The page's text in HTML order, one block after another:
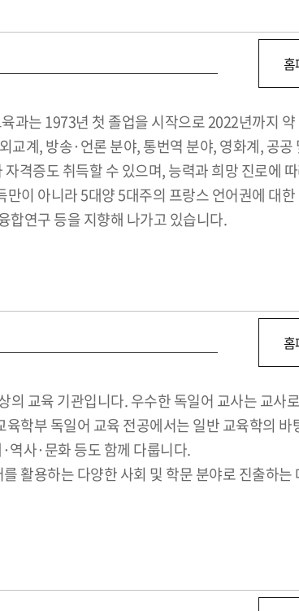
홈
과는 1973년 첫 졸업을 시작으로 2022년까지
계, 방송·언론 분야, 통번역 분야, 영화계, 공공
격증도 취득할 수 있으며, 능력과 희망 진로에
이 아니라 5대양 5대주의 프랑스 언어권에 대
합연구 등을 지향해 나가고 있습니다.
홈
교육 기관입니다. 우수한 독일어 교사는 교사
학부 독일어 교육 전공에서는 일반 교육학의 바
역사·문화 등도 함께 다룹니다.
활용하는 다양한 사회 및 학문 분야로 진출하는